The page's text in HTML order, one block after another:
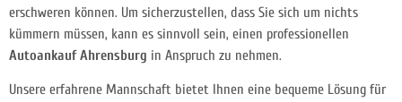
erschweren können. Um sicherzustellen, dass Sie sich um nichts
kümmern müssen, kann es sinnvoll sein, einen professionellen
Autoankauf Ahrensburg in Anspruch zu nehmen.
Unsere erfahrene Mannschaft bietet Ihnen eine bequeme Lösung für